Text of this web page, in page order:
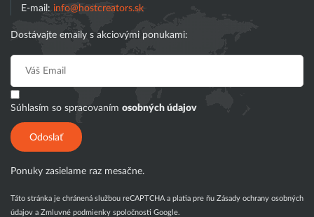
E-mail: info@hostcreators.sk
Dostávajte emaily s akciovými ponukami:
Súhlasím so spracovaním osobných údajov
Odoslať
Ponuky zasielame raz mesačne.
Táto stránka je chránená službou reCAPTCHA a platia pre ňu Zásady ochrany osobných
údajov a Zmluvné podmienky spoločnosti Google.